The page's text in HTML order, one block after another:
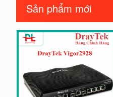
Sản phẩm mới